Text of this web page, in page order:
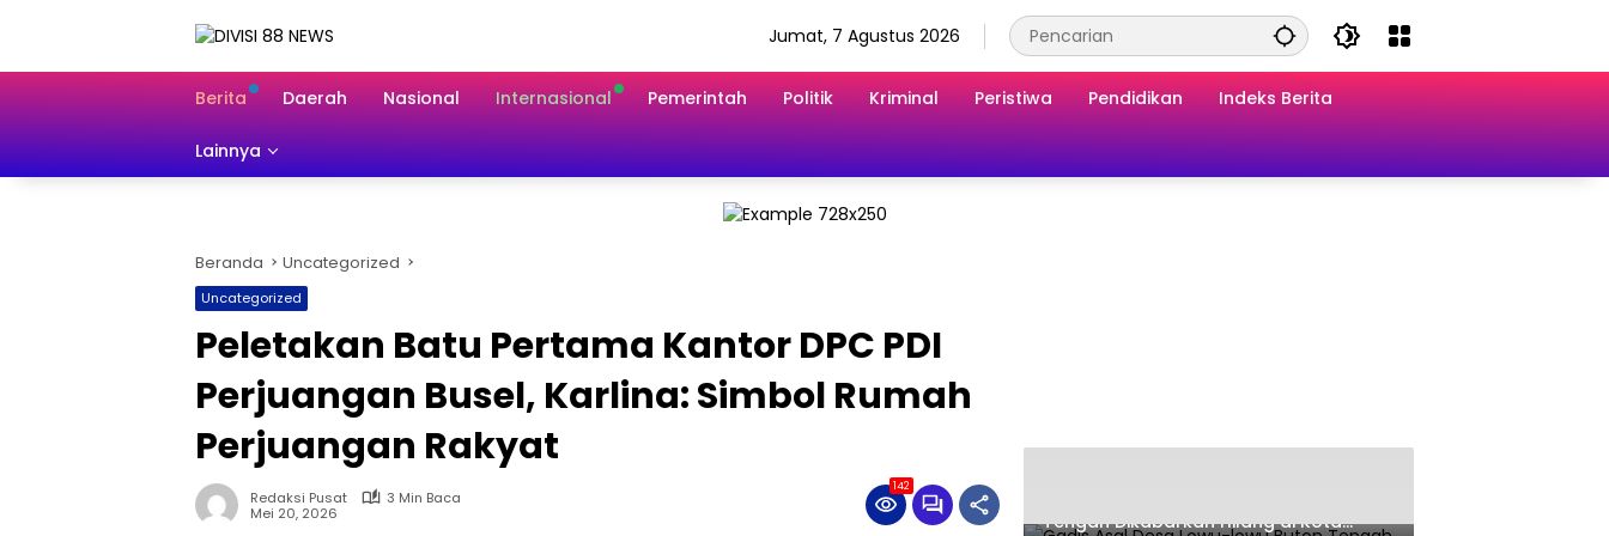
Jumat, 7 Agustus 2026
Berita Daerah Nasional Internasional Pemerintah Politik Kriminal Peristiwa Pendidikan Indeks Berita
Lainnya
Beranda Uncategorized
Uncategorized
Peletakan Batu Pertama Kantor DPC PDI
Perjuangan Busel, Karlina: Simbol Rumah
Perjuangan Rakyat
Redaksi Pusat
3 Min Baca
Mei 20, 2026
142
Tengah Dikabarkan Hilang di Kota